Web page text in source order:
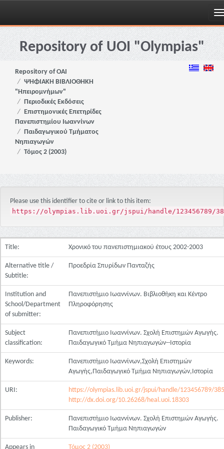
Skip
navigationRepository of UOI "Olympias"
Repository of OAI
ΨΗΦΙΑΚΗ ΒΙΒΛΙΟΘΗΚΗ
"Ηπειρομνήμων"
Περιοδικές Εκδόσεις
Επιστημονικές Επετηρίδες
Πανεπιστημίου Ιωαννίνων
Παιδαγωγικού Τμήματος
Νηπιαγωγών
Τόμος 2 (2003)
Please use this identifier to cite or link to this item:
https://olympias.lib.uoi.gr/jspui/handle/123456789/
Title: Χρονικό του πανεπιστημιακού έτους 2002-2003
Alternative title /
Subtitle:
Προεδρία Σπυρίδων Πανταζής
Institution and
School/Department
of submitter:
Πανεπιστήμιο Ιωαννίνων. Βιβλιοθήκη και Κέντρο
Πληροφόρησης
Subject
classification:
Πανεπιστήμιο Ιωαννίνων. Σχολή Επιστημών Αγωγής.
Παιδαγωγικό Τμήμα Νηπιαγωγών--Ιστορία
Keywords:
Πανεπιστήμιο Ιωαννίνων,Σχολή Επιστημών
Αγωγής,Παιδαγωγικό Τμήμα Νηπιαγωγών,Ιστορία
URI:
https://olympias.lib.uoi.gr/jspui/handle/123456789/
http://dx.doi.org/10.26268/heal.uoi.18303
Publisher:
Πανεπιστήμιο Ιωαννίνων. Σχολή Επιστημών Αγωγής.
Παιδαγωγικό Τμήμα Νηπιαγωγών
Appears in
Τόμος 2 (2003)